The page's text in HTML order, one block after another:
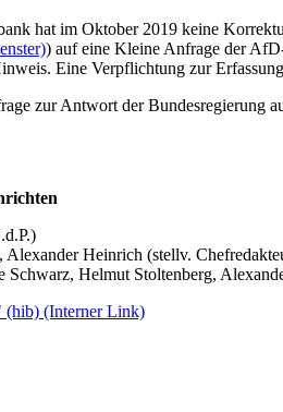
hat im Oktober 2019 keine
) auf eine Kleine Anfrage der
Eine Verpflichtung zur
zur Antwort der Bundesregierung
Heinrich (stellv.
Schwarz, Helmut Stoltenberg,
(hib) (Interner Link)